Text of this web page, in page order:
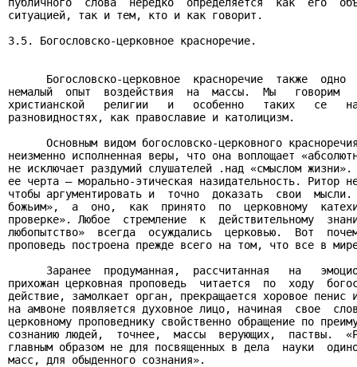
ситуацией, так и тем, кто и как говорит.
3.5. Богословско-церковное красноречие.
Богословско-церковное  красноречие  также  одно
немалый  опыт  воздействия  на  массы.  Мы   говорим
христианской   религии   и   особенно   таких   се
разновидностях, как православие и католицизм.
Основным видом богословско-церковного
неизменно исполненная веры, что она воплощает
не исключает раздумий слушателей .над «смыслом
ее черта – морально-этическая назидательность. Ритор
чтобы аргументировать и  точно  доказать  свои
божьим»,  а  оно,  как  принято  по  церковному
проверке». Любое  стремление  к  действительному
любопытство»  всегда  осуждались  церковью.  Вот
проповедь построена прежде всего на том, что все в
Заранее  продуманная,  рассчитанная   на
прихожан церковная проповедь  читается  по  ходу
действие, замолкает орган, прекращается хоровое
на амвоне появляется духовное лицо, начиная  свое
церковному проповеднику свойственно обращение по
сознанию людей,  точнее,  массы  верующих,  паствы.
главным образом не для посвященных в дела  науки
масс, для обыденного сознания».